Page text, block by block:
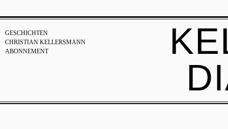
GESCHICHTEN
CHRISTIAN KELLERSMANN
ABONNEMENT